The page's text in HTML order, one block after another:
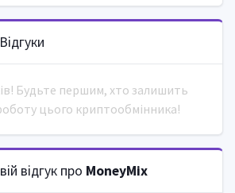
Будьте першим, хто залишить
цього криптообмінника!
відгук про MoneyMix